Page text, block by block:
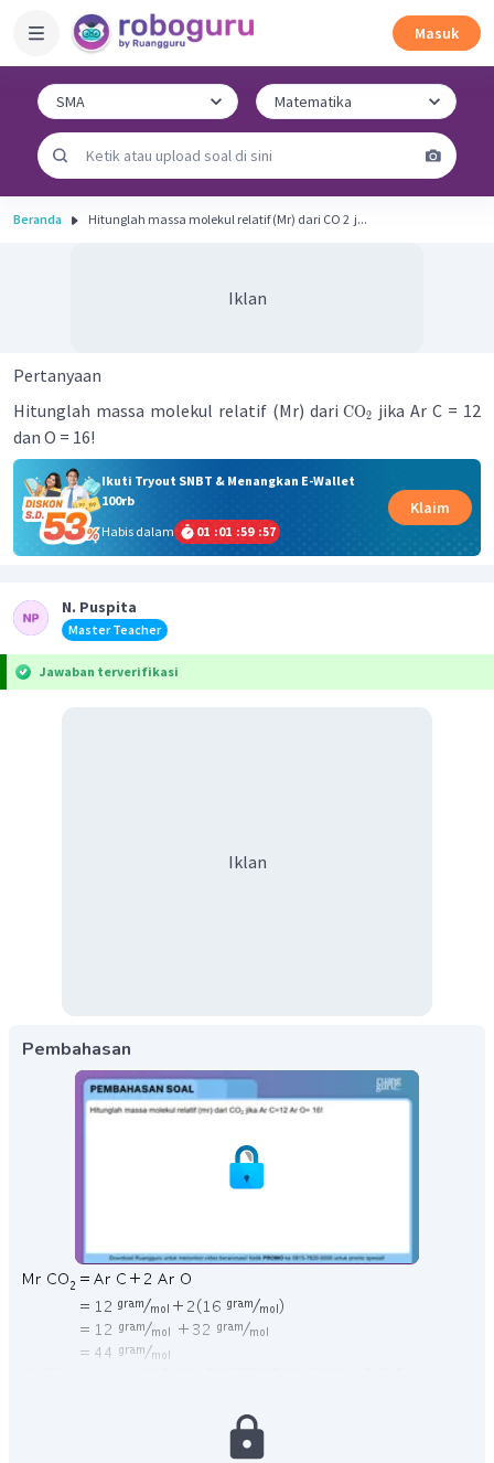
Masuk
Beranda Hitunglah massa molekul relatif (Mr) dari CO 2 ​ j...
Iklan
Pertanyaan
Hitunglah massa molekul relatif (Mr) dariCO2 jika Ar C = 12
dan O = 16!
Ikuti Tryout SNBT & Menangkan E-Wallet
100rb
Habis dalam
01 :01 :59 :57
Klaim
N. Puspita
Master Teacher
Jawaban terverifikasi
Iklan
Pembahasan